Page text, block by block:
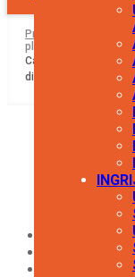
Întoarce-
Prima pagină
plastic pentru textile,
Catarama trident din
dimensiuni 35 x 77